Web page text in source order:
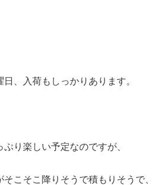
日、入荷もしっかりあります。
ぷり楽しい予定なのですが、
そこそこ降りそうで積もりそうで、